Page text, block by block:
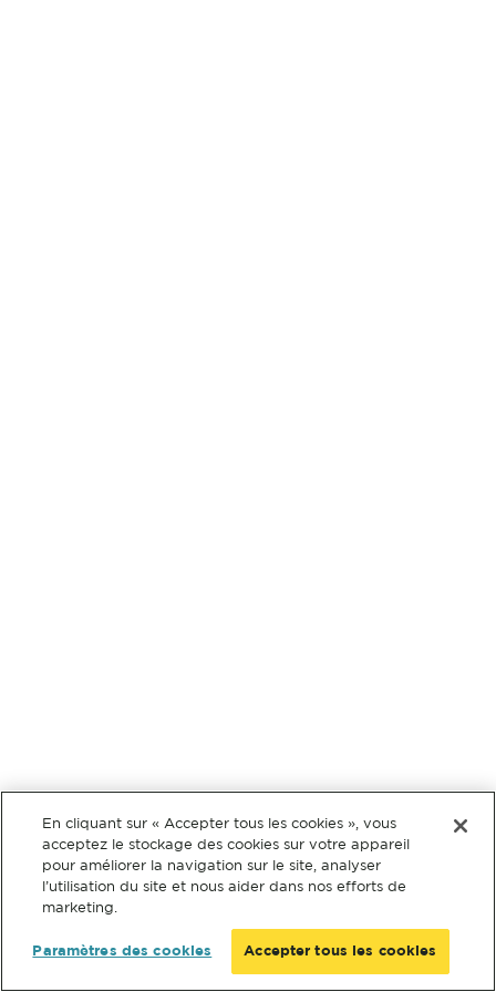
En cliquant sur « Accepter tous les cookies », vous
acceptez le stockage des cookies sur votre appareil
pour améliorer la navigation sur le site, analyser
l’utilisation du site et nous aider dans nos efforts de
marketing.
Paramètres des cookies Accepter tous les cookies